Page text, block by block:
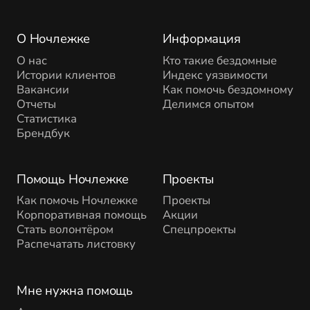
О Ночлежке
О нас
Истории клиентов
Вакансии
Отчеты
Статистика
Брендбук
Помощь Ночлежке
Как помочь Ночлежке
Корпоративная помощь
Стать волонтёром
Распечатать листовку
Проекты
Проекты
Акции
Спецпроекты
Информация
Кто такие бездомные
Индекс уязвимости
Как помочь бездомному
Делимся опытом
Мне нужна помощь